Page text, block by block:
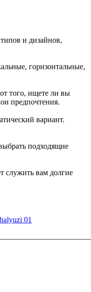
и дизайнов,
горизонтальные,
того, ищете ли вы
предпочтения.
вариант.
подходящие
служить вам долгие